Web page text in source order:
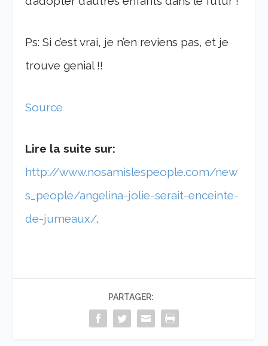
Ps: Si c’est vrai, je n’en reviens pas, et je
trouve genial !!
Source
Lire la suite sur:
http://www.nosamislespeople.com/new
s_people/angelina-jolie-serait-enceinte-
de-jumeaux/.
PARTAGER: